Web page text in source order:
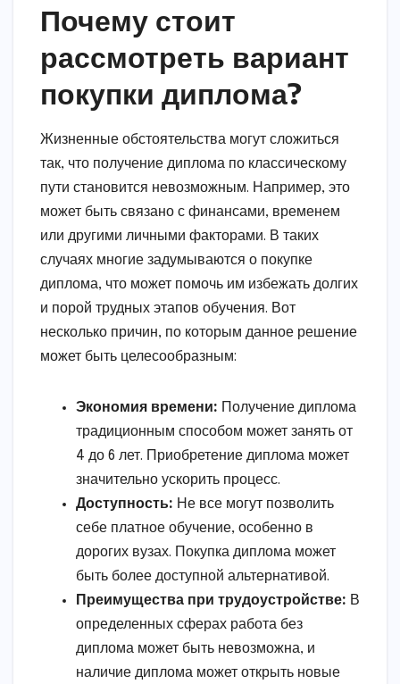
Почему стоит
рассмотреть вариант
покупки диплома?
Жизненные обстоятельства могут сложиться
так, что получение диплома по классическому
пути становится невозможным. Например, это
может быть связано с финансами, временем
или другими личными факторами. В таких
случаях многие задумываются о покупке
диплома, что может помочь им избежать долгих
и порой трудных этапов обучения. Вот
несколько причин, по которым данное решение
может быть целесообразным:
Экономия времени: Получение диплома
традиционным способом может занять от
4 до 6 лет. Приобретение диплома может
значительно ускорить процесс.
Доступность: Не все могут позволить
себе платное обучение, особенно в
дорогих вузах. Покупка диплома может
быть более доступной альтернативой.
Преимущества при трудоустройстве: В
определенных сферах работа без
диплома может быть невозможна, и
наличие диплома может открыть новые